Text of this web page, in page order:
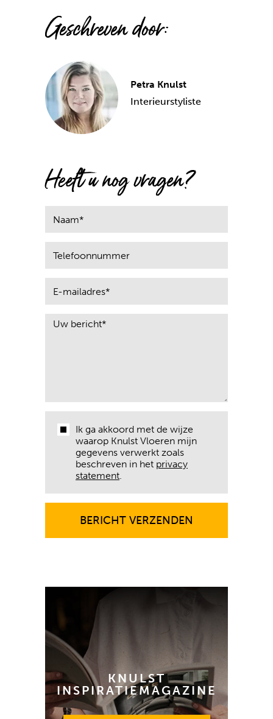
Geschreven door:
Petra Knulst
Interieurstyliste
Heeft u nog vragen?
Ik ga akkoord met de wijze
waarop Knulst Vloeren mijn
gegevens verwerkt zoals
beschreven in het privacy
statement.
BERICHT VERZENDEN
BERICHT VERZENDEN
KNULST
INSPIRATIEMAGAZINE
GRATIS AANVRAGEN